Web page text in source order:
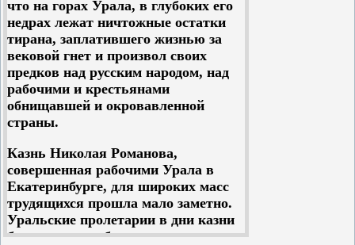
конце ХIХ и в начале XX века
окончательно перерос в высшую и
последнюю ступень своего развития
- империализм При империализме
приобрели решающую роль в жизни
капиталистических государств
мощные объединения (монополии)
капиталистов и банки. Финансовый
капитал стал хозяином в
капиталистических государствах.
Финансовый капитал требовал
новых рынков, захвата новых
колоний, новых мест для вывоза
капитала, новых источников сырья.
что на горах Урала, в глубоких его
недрах лежат ничтожные остатки
тирана, заплатившего жизнью за
вековой гнет и произвол своих
предков над русским народом, над
рабочими и крестьянами
обнищавшей и окровавленной
страны.
Казнь Николая Романова,
совершенная рабочими Урала в
Екатеринбурге, для широких масс
трудящихся прошла мало заметно.
Уральские пролетарии в дни казни
бывшего царя были заняты